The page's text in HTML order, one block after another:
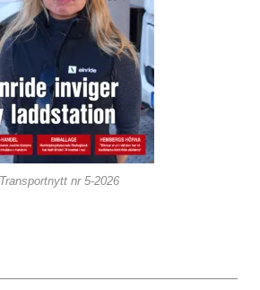
Transportnytt nr 5-2026